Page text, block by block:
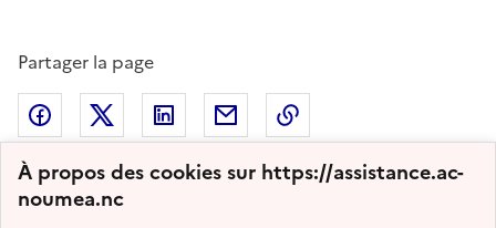
À propos des cookies sur https://assistance.ac-
noumea.nc
Partager la page
Partager sur Facebook
Partager sur Twitter
Partager sur LinkedIn
Partager par email